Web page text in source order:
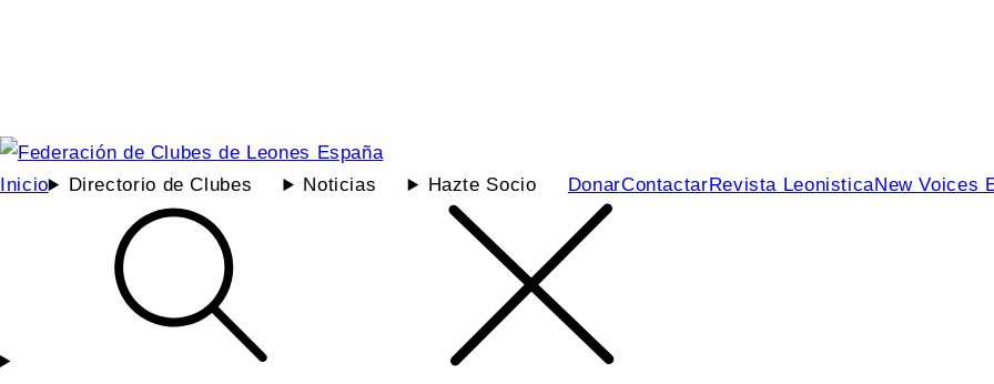
Inicio Directorio de Clubes Noticias Hazte Socio DonarContactarRevista LeonisticaNew Voices